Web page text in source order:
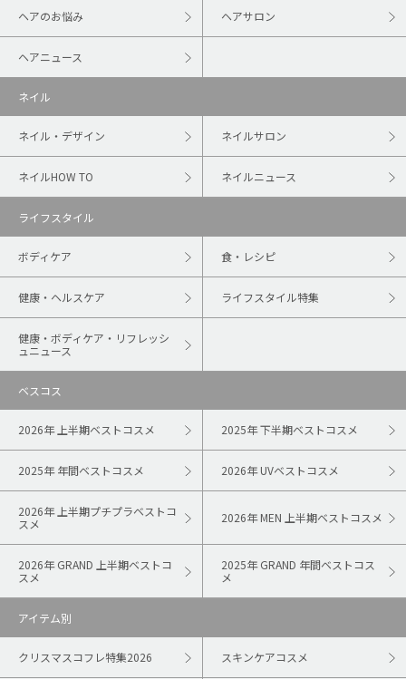
ヘアのお悩み ヘアサロン
ヘアニュース
ネイル
ネイル・デザイン ネイルサロン
ネイルHOW TO ネイルニュース
ライフスタイル
ボディケア 食・レシピ
健康・ヘルスケア ライフスタイル特集
健康・ボディケア・リフレッシ
ュニュース
ベスコス
2026年 上半期ベストコスメ 2025年 下半期ベストコスメ
2025年 年間ベストコスメ 2026年 UVベストコスメ
2026年 上半期プチプラベストコ
スメ
2026年 MEN 上半期ベストコスメ
2026年 GRAND 上半期ベストコ
スメ
2025年 GRAND 年間ベストコス
メ
アイテム別
クリスマスコフレ特集2026 スキンケアコスメ